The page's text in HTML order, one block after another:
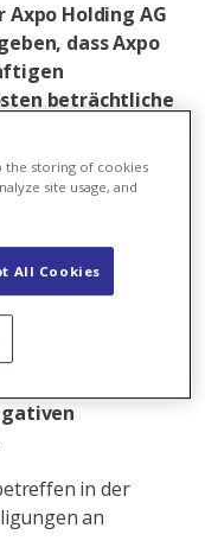
Axpo Holding AG
dass Axpo
beträchtliche
der
die
an.
werden
Mio. CHF auf
in der
an
the storing of cookies
site usage, and
All Cookies